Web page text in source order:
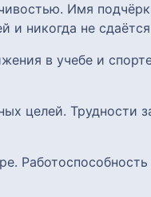
Имя
и никогда не
в учебе и
целей. Трудности